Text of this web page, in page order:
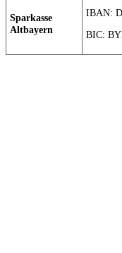
Sparkasse
Altbayern
IBAN:
BIC: